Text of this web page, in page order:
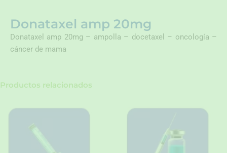
Donataxel amp 20mg
Donataxel amp 20mg – ampolla – docetaxel – oncología –
cáncer de mama
Productos relacionados